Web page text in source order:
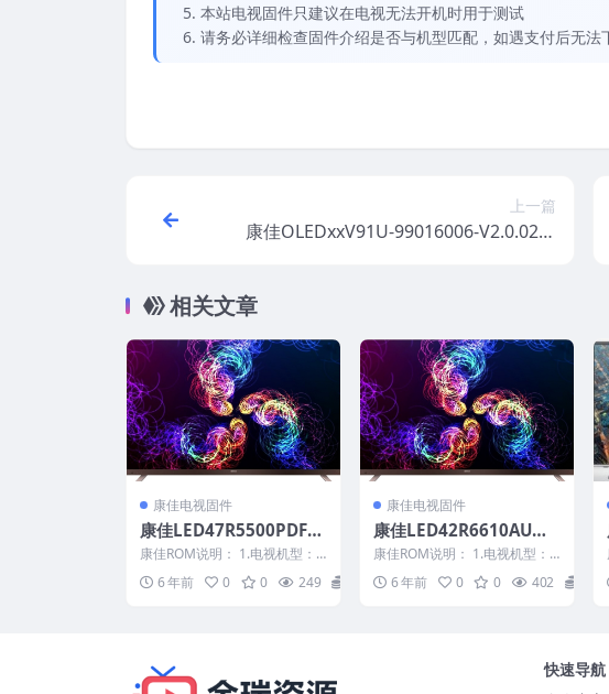
本站电视固件只建议在电视无法开机时用于测试
请务必详细检查固件介绍是否与机型匹配，如遇支付后无
上一篇
康佳OLEDxxV91U-99016006-V2.0.02主
相关文章
康佳电视固件
康佳LED47R5500PDF-9
9012133-V1.0.03_7200
0328YT原厂系统刷机电
视固件包下载
康佳ROM说明： 1.电视机型：L
ED47R5500PDF 2.物料号：990
1... 6 年前 0 0 249
康佳电视固件
康佳LED42R6610AU、L
ED42R6670U_9901323
2-V2.0.01_20150601_1
75554原厂系统刷机电视
康佳ROM说明： 1.电视机型：L
ED42R6610AU、LED42R6670
U...6 年前 0 0 402
快速导航